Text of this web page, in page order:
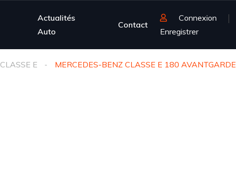
Actualités
Auto
Contact
Connexion
Enregistrer
CLASSE E MERCEDES-BENZ CLASSE E 180 AVANTGARDE